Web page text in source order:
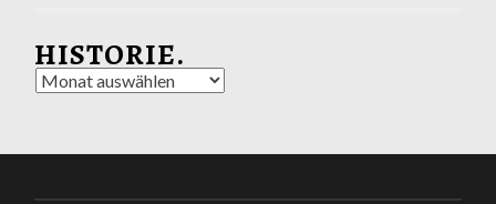
HISTORIE.
Historie.